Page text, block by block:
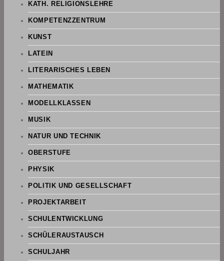
KATH. RELIGIONSLEHRE
KOMPETENZZENTRUM
KUNST
LATEIN
LITERARISCHES LEBEN
MATHEMATIK
MODELLKLASSEN
MUSIK
NATUR UND TECHNIK
OBERSTUFE
PHYSIK
POLITIK UND GESELLSCHAFT
PROJEKTARBEIT
SCHULENTWICKLUNG
SCHÜLERAUSTAUSCH
SCHULJAHR